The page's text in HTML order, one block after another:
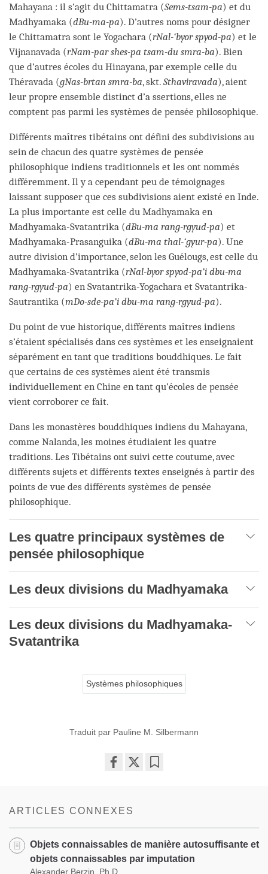
Mahayana : il s’agit du Chittamatra (Sems-tsam-pa) et du
Madhyamaka (dBu-ma-pa). D’autres noms pour désigner
le Chittamatra sont le Yogachara (rNal-‘byor spyod-pa) et le
Vijnanavada (rNam-par shes-pa tsam-du smra-ba). Bien
que d’autres écoles du Hinayana, par exemple celle du
Théravada (gNas-brtan smra-ba, skt. Sthaviravada), aient
leur propre ensemble distinct d’a ssertions, elles ne
comptent pas parmi les systèmes de pensée philosophique.
Différents maîtres tibétains ont défini des subdivisions au
sein de chacun des quatre systèmes de pensée
philosophique indiens traditionnels et les ont nommés
différemment. Il y a cependant peu de témoignages
laissant supposer que ces subdivisions aient existé en Inde.
La plus importante est celle du Madhyamaka en
Madhyamaka-Svatantrika (dBu-ma rang-rgyud-pa) et
Madhyamaka-Prasanguika (dBu-ma thal-‘gyur-pa). Une
autre division d’importance, selon les Guélougs, est celle du
Madhyamaka-Svatantrika (rNal-byor spyod-pa’i dbu-ma
rang-rgyud-pa) en Svatantrika-Yogachara et Svatantrika-
Sautrantika (mDo-sde-pa’i dbu-ma rang-rgyud-pa).
Du point de vue historique, différents maîtres indiens
s’étaient spécialisés dans ces systèmes et les enseignaient
séparément en tant que traditions bouddhiques. Le fait
que certains de ces systèmes aient été transmis
individuellement en Chine en tant qu’écoles de pensée
vient corroborer ce fait.
Dans les monastères bouddhiques indiens du Mahayana,
comme Nalanda, les moines étudiaient les quatre
traditions. Les Tibétains ont suivi cette coutume, avec
différents sujets et différents textes enseignés à partir des
points de vue des différents systèmes de pensée
philosophique.
Les quatre principaux systèmes de
pensée philosophique
Les deux divisions du Madhyamaka
Les deux divisions du Madhyamaka-
Svatantrika
Systèmes philosophiques
Traduit par Pauline M. Silbermann
ARTICLES CONNEXES
Objets connaissables de manière autosuffisante et
objets connaissables par imputation
Alexander Berzin, Ph.D.